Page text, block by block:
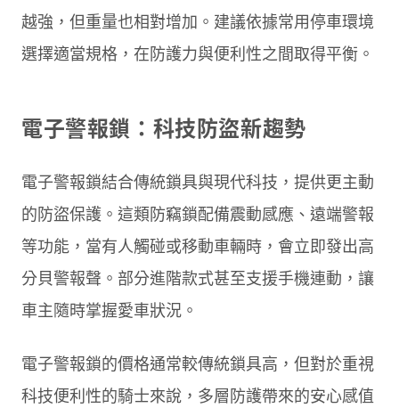
越強，但重量也相對增加。建議依據常用停車環境
選擇適當規格，在防護力與便利性之間取得平衡。
電子警報鎖：科技防盜新趨勢
電子警報鎖結合傳統鎖具與現代科技，提供更主動
的防盜保護。這類防竊鎖配備震動感應、遠端警報
等功能，當有人觸碰或移動車輛時，會立即發出高
分貝警報聲。部分進階款式甚至支援手機連動，讓
車主隨時掌握愛車狀況。
電子警報鎖的價格通常較傳統鎖具高，但對於重視
科技便利性的騎士來說，多層防護帶來的安心感值